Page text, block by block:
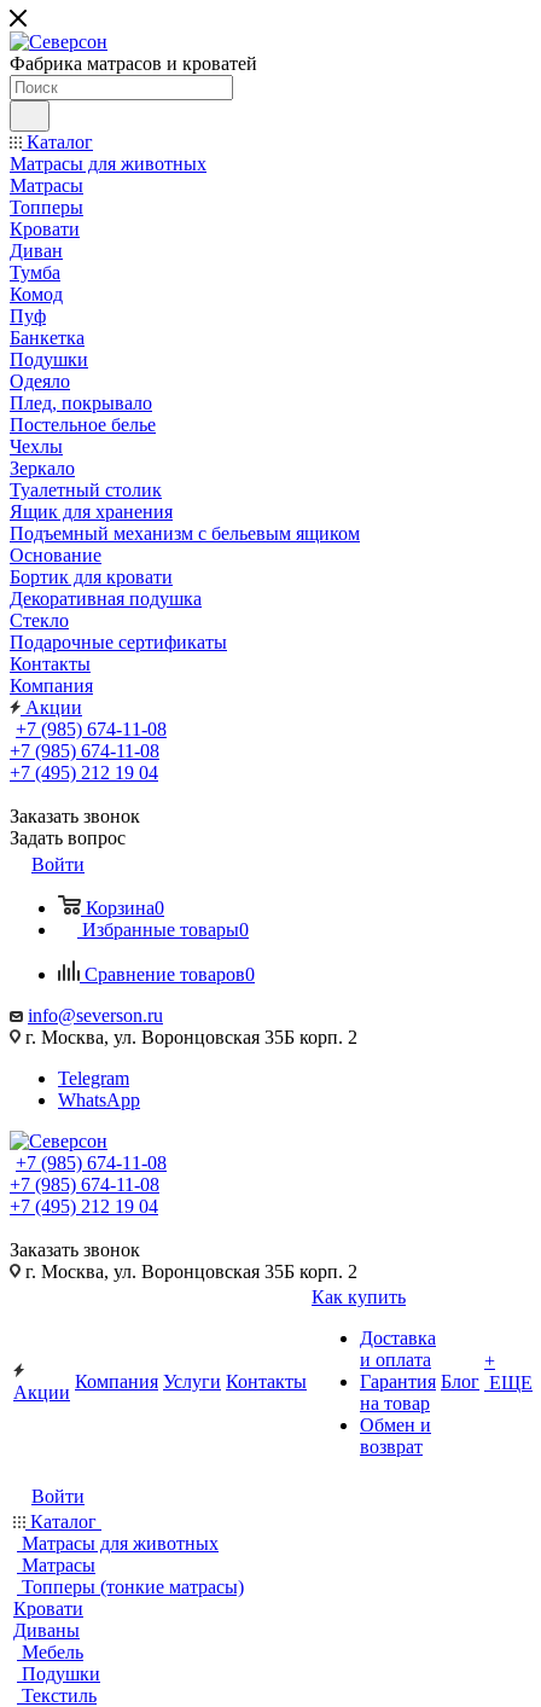
Фабрика матрасов и кроватей
Каталог
Матрасы для животных
Матрасы
Топперы
Кровати
Диван
Тумба
Комод
Пуф
Банкетка
Подушки
Одеяло
Плед, покрывало
Постельное белье
Чехлы
Зеркало
Туалетный столик
Ящик для хранения
Подъемный механизм с бельевым ящиком
Основание
Бортик для кровати
Декоративная подушка
Стекло
Подарочные сертификаты
Контакты
Компания
Акции
+7 (985) 674-11-08
+7 (985) 674-11-08
+7 (495) 212 19 04
Заказать звонок
Задать вопрос
Войти
Корзина0
Избранные товары0
Сравнение товаров0
info@severson.ru
г. Москва, ул. Воронцовская 35Б корп. 2
Telegram
WhatsApp
+7 (985) 674-11-08
+7 (985) 674-11-08
+7 (495) 212 19 04
Заказать звонок
г. Москва, ул. Воронцовская 35Б корп. 2
Акции
Компания Услуги Контакты
Как купить
Доставка
и оплата
Гарантия
на товар
Обмен и
возврат
Блог
+
ЕЩЕ
Войти
Каталог
Матрасы для животных
Матрасы
Топперы (тонкие матрасы)
Кровати
Диваны
Мебель
Подушки
Текстиль